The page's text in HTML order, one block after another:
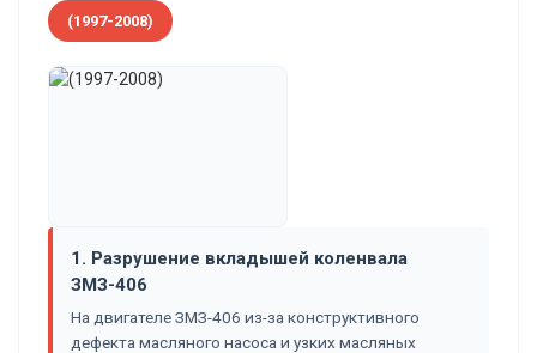
(1997-2008)
1. Разрушение вкладышей коленвала
ЗМЗ-406
На двигателе ЗМЗ-406 из-за конструктивного
дефекта масляного насоса и узких масляных